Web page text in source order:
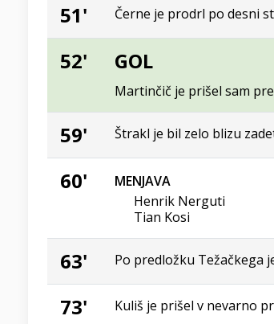
51' Černe je prodrl po desni
52' GOL
Martinčič je prišel sam
59' Štrakl je bil zelo blizu
60'
MENJAVA
Henrik Nerguti
Tian Kosi
63' Po predložku Težačkega
73' Kuliš je prišel v nevarno